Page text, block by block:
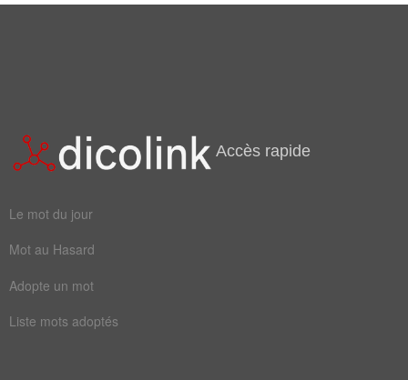
pie
cote
race
cidre
beurre
jument
Accès rapide
Le mot du jour
Mot au Hasard
Adopte un mot
Liste mots adoptés